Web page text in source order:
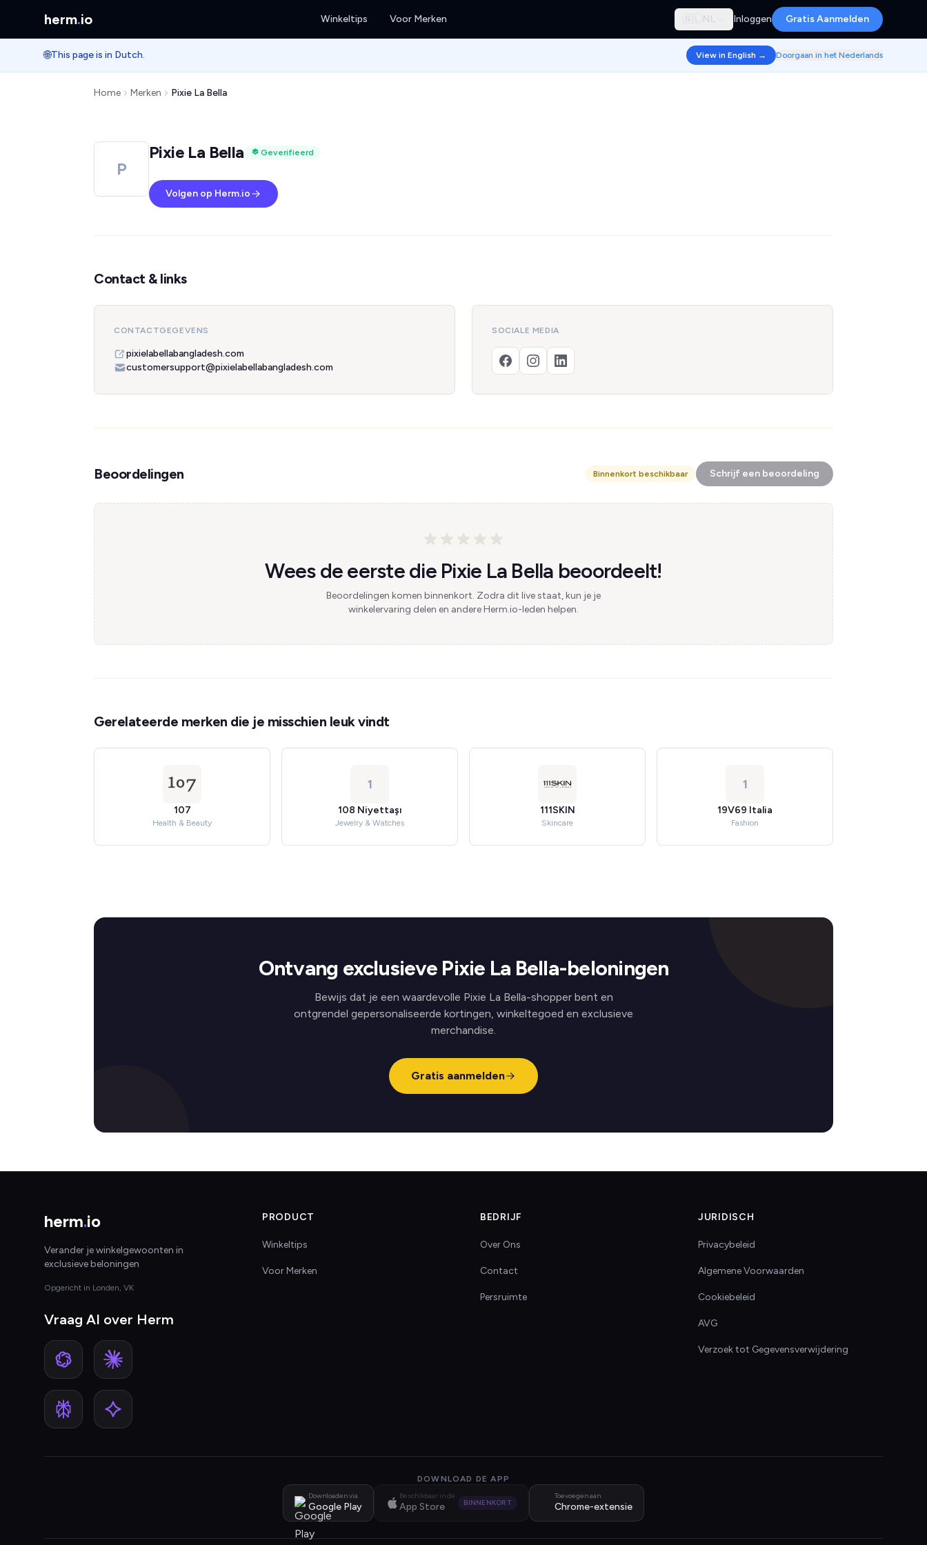
herm.io Winkeltips Voor Merken 🇳🇱 NL Inloggen Gratis Aanmelden
🌐This page is in Dutch. View in English → Doorgaan in het Nederlands
Home Merken Pixie La Bella
P
Pixie La Bella Geverifieerd
Volgen op Herm.io
Contact & links
CONTACTGEGEVENS
pixielabellabangladesh.com
customersupport@pixielabellabangladesh.com
SOCIALE MEDIA
Beoordelingen Binnenkort beschikbaar Schrijf een beoordeling
Wees de eerste die Pixie La Bella beoordeelt!
Beoordelingen komen binnenkort. Zodra dit live staat, kun je je
winkelervaring delen en andere Herm.io-leden helpen.
Gerelateerde merken die je misschien leuk vindt
107
Health & Beauty
1
108 Niyettaşı
Jewelry & Watches
111SKIN
Skincare
1
19V69 Italia
Fashion
Ontvang exclusieve Pixie La Bella-beloningen
Bewijs dat je een waardevolle Pixie La Bella-shopper bent en
ontgrendel gepersonaliseerde kortingen, winkeltegoed en exclusieve
merchandise.
Gratis aanmelden
herm.io
Verander je winkelgewoonten in
exclusieve beloningen
Opgericht in Londen, VK
Vraag AI over Herm
PRODUCT
Winkeltips
Voor Merken
BEDRIJF
Over Ons
Contact
Persruimte
JURIDISCH
Privacybeleid
Algemene Voorwaarden
Cookiebeleid
AVG
Verzoek tot Gegevensverwijdering
DOWNLOAD DE APP
Downloaden via
Google Play
Beschikbaar in de
App Store BINNENKORT
Toevoegen aan
Chrome-extensie